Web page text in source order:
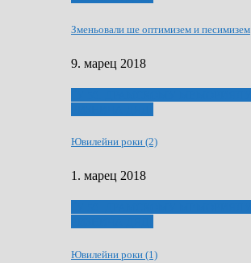
Зменьовали ше оптимизем и песимизем
9. марец 2018
Ювилейни роки (2)
1. марец 2018
Ювилейни роки (1)